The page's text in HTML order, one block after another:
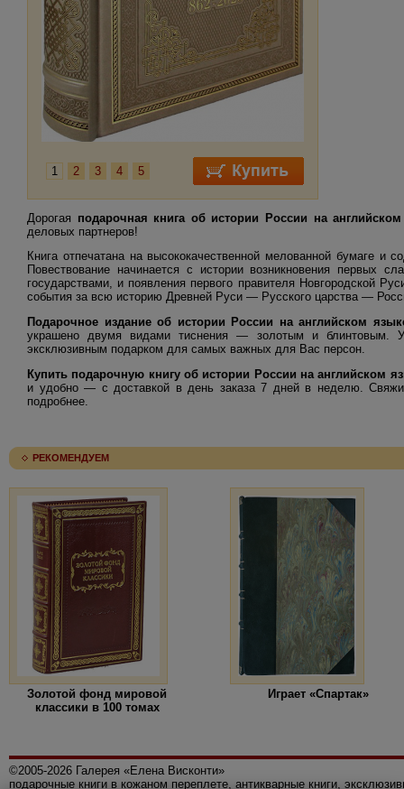
1 2 3 4 5
Дорогая подарочная книга об истории России на
деловых партнеров!
Книга отпечатана на высококачественной мелованной бумаге
Повествование начинается с истории возникновения первых
государствами, и появления первого правителя Новгородской
события за всю историю Древней Руси — Русского царства —
Подарочное издание об истории России на английском
украшено двумя видами тиснения — золотым и блинтовым.
эксклюзивным подарком для самых важных для Вас персон.
Купить подарочную книгу об истории России на английском
и удобно — с доставкой в день заказа 7 дней в неделю.
подробнее.
РЕКОМЕНДУЕМ
Золотой фонд мировой
классики в 100 томах
Играет «Спартак»
©2005-2026 Галерея «Елена Висконти»
подарочные книги в кожаном переплете, антикварные книги,